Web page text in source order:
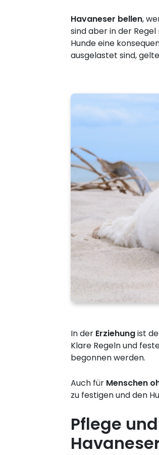
Havaneser bellen,
sind aber in der
Hunde eine
ausgelastet sind,
In der Erziehungist
Klare Regeln und
begonnen werden.
Auch für Menschen
zu festigen und den
Pflege